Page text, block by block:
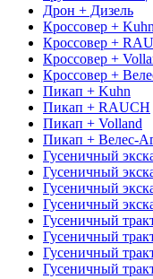
Дрон + Дизель
Кроссовер + Kuhn
Кроссовер +
Кроссовер +
Кроссовер +
Пикап + Kuhn
Пикап + RAUCH
Пикап + Volland
Пикап + Велес-
Гусеничный
Гусеничный
Гусеничный
Гусеничный
Гусеничный
Гусеничный
Гусеничный
Гусеничный